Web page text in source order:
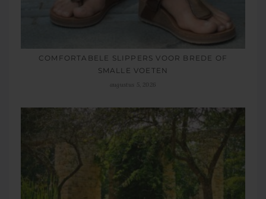
COMFORTABELE SLIPPERS VOOR BREDE OF
SMALLE VOETEN
augustus 5, 2026